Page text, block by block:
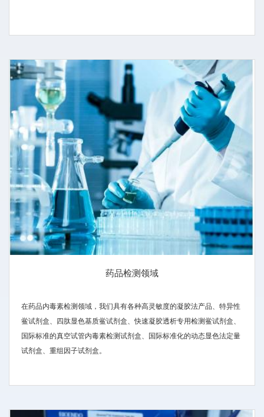
药品检测领域
在药品内毒素检测领域，我们具有各种高灵敏度的凝胶法产品、特异性
鲎试剂盒、四肽显色基质鲎试剂盒、快速凝胶透析专用检测鲎试剂盒、
国际标准的真空试管内毒素检测试剂盒、国际标准化的动态显色法定量
试剂盒、重组因子试剂盒。